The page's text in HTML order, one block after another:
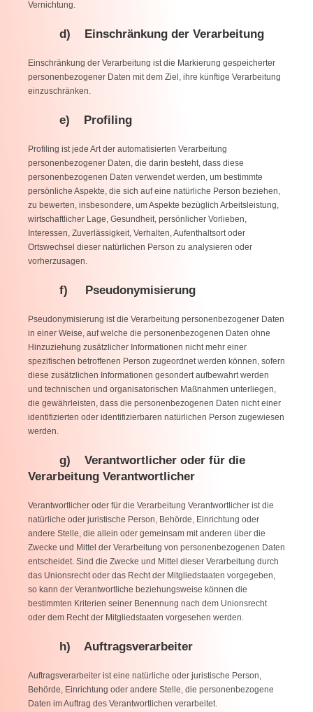
Vernichtung.
d) Einschränkung der Verarbeitung
Einschränkung der Verarbeitung ist die Markierung gespeicherter
personenbezogener Daten mit dem Ziel, ihre künftige Verarbeitung
einzuschränken.
e) Profiling
Profiling ist jede Art der automatisierten Verarbeitung
personenbezogener Daten, die darin besteht, dass diese
personenbezogenen Daten verwendet werden, um bestimmte
persönliche Aspekte, die sich auf eine natürliche Person beziehen,
zu bewerten, insbesondere, um Aspekte bezüglich Arbeitsleistung,
wirtschaftlicher Lage, Gesundheit, persönlicher Vorlieben,
Interessen, Zuverlässigkeit, Verhalten, Aufenthaltsort oder
Ortswechsel dieser natürlichen Person zu analysieren oder
vorherzusagen.
f) Pseudonymisierung
Pseudonymisierung ist die Verarbeitung personenbezogener Daten
in einer Weise, auf welche die personenbezogenen Daten ohne
Hinzuziehung zusätzlicher Informationen nicht mehr einer
spezifischen betroffenen Person zugeordnet werden können, sofern
diese zusätzlichen Informationen gesondert aufbewahrt werden
und technischen und organisatorischen Maßnahmen unterliegen,
die gewährleisten, dass die personenbezogenen Daten nicht einer
identifizierten oder identifizierbaren natürlichen Person zugewiesen
werden.
g) Verantwortlicher oder für die
Verarbeitung Verantwortlicher
Verantwortlicher oder für die Verarbeitung Verantwortlicher ist die
natürliche oder juristische Person, Behörde, Einrichtung oder
andere Stelle, die allein oder gemeinsam mit anderen über die
Zwecke und Mittel der Verarbeitung von personenbezogenen Daten
entscheidet. Sind die Zwecke und Mittel dieser Verarbeitung durch
das Unionsrecht oder das Recht der Mitgliedstaaten vorgegeben,
so kann der Verantwortliche beziehungsweise können die
bestimmten Kriterien seiner Benennung nach dem Unionsrecht
oder dem Recht der Mitgliedstaaten vorgesehen werden.
h) Auftragsverarbeiter
Auftragsverarbeiter ist eine natürliche oder juristische Person,
Behörde, Einrichtung oder andere Stelle, die personenbezogene
Daten im Auftrag des Verantwortlichen verarbeitet.